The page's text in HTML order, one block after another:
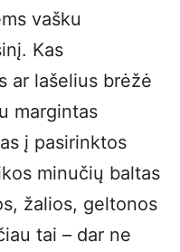
vašku
Kas
ar lašelius brėžė
margintas
į pasirinktos
minučių baltas
žalios, geltonos
tai – dar ne